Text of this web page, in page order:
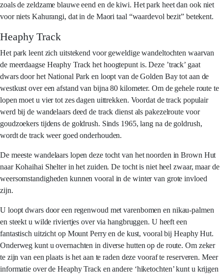
zoals de zeldzame blauwe eend en de kiwi. Het park heet dan ook niet
voor niets Kahurangi, dat in de Maori taal “waardevol bezit” betekent.
Heaphy Track
Het park leent zich uitstekend voor geweldige wandeltochten waarvan
de meerdaagse Heaphy Track het hoogtepunt is. Deze ’track’ gaat
dwars door het National Park en loopt van de Golden Bay tot aan de
westkust over een afstand van bijna 80 kilometer. Om de gehele route te
lopen moet u vier tot zes dagen uittrekken. Voordat de track populair
werd bij de wandelaars deed de track dienst als pakezelroute voor
goudzoekers tijdens de goldrush. Sinds 1965, lang na de goldrush,
wordt de track weer goed onderhouden.
De meeste wandelaars lopen deze tocht van het noorden in Brown Hut
naar Kohaihai Shelter in het zuiden. De tocht is niet heel zwaar, maar de
weersomstandigheden kunnen vooral in de winter van grote invloed
zijn.
U loopt dwars door een regenwoud met varenbomen en nikau-palmen
en steekt u wilde riviertjes over via hangbruggen. U heeft een
fantastisch uitzicht op Mount Perry en de kust, vooral bij Heaphy Hut.
Onderweg kunt u overnachten in diverse hutten op de route. Om zeker
te zijn van een plaats is het aan te raden deze vooraf te reserveren. Meer
informatie over de Heaphy Track en andere ‘hiketochten’ kunt u krijgen